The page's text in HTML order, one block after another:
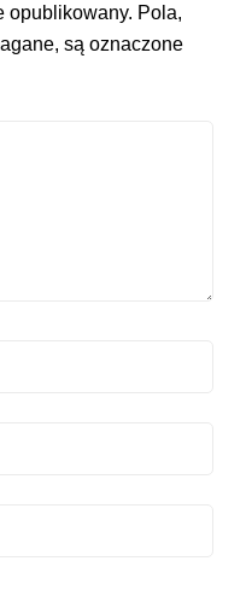
opublikowany. Pola,
są oznaczone